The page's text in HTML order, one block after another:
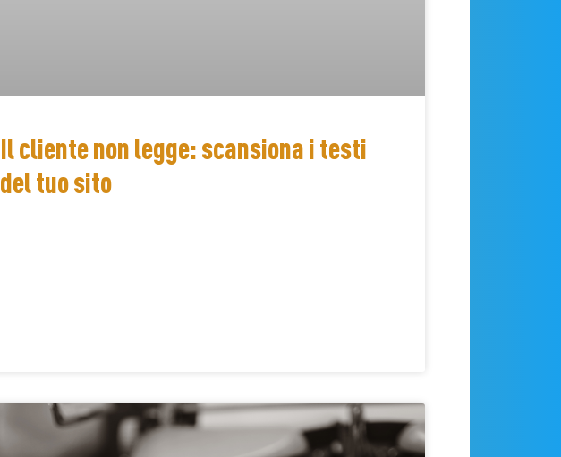
Il cliente non legge: scansiona i testi
del tuo sito